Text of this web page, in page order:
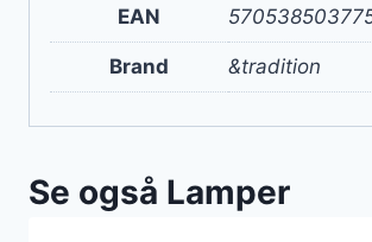
EAN
Brand &tradition
Se også Lamper